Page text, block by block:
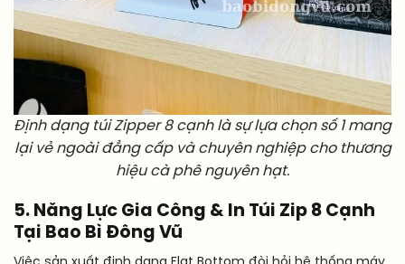
Định dạng túi Zipper 8 cạnh là sự lựa chọn số 1 mang
lại vẻ ngoài đẳng cấp và chuyên nghiệp cho thương
hiệu cà phê nguyên hạt.
5. Năng Lực Gia Công & In Túi Zip 8 Cạnh
Tại Bao Bì Đông Vũ